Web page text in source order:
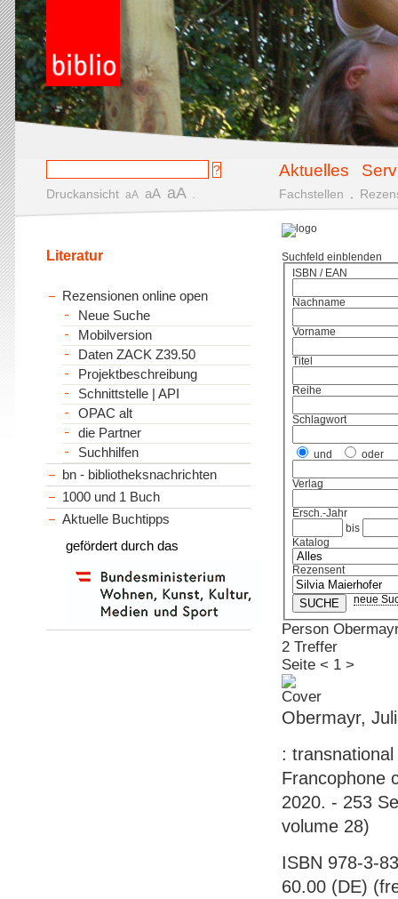
Aktuelles
Druckansicht aA aA aA Fachstellen
Suchfeld einblenden
ISBN / EAN
Nachname
Vorname
Titel
Reihe
Schlagwort
und oder
Verlag
Ersch.-Jahr
bis
Katalog
Rezensent
neue
Person
2 Treffer
Seite < 1 >
Obermayr,
:
Francophone
2020. - 253
volume 28)
ISBN 978-3-
60.00 (DE)
Literatur
Rezensionen online open
Neue Suche
Mobilversion
Daten ZACK Z39.50
Projektbeschreibung
Schnittstelle | API
OPAC alt
die Partner
Suchhilfen
bn - bibliotheksnachrichten
1000 und 1 Buch
Aktuelle Buchtipps
gefördert durch das